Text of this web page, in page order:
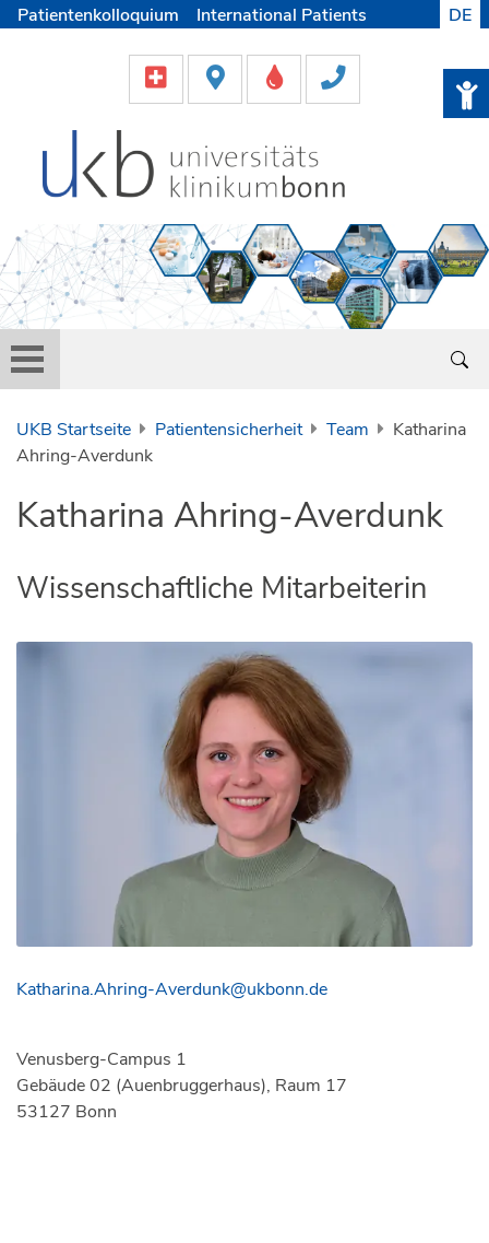
Patientenkolloquium
International Patients
Helfen & Spenden
Medien
DE
UKB Startseite Patientensicherheit Team
Katharina
Ahring-Averdunk
Katharina Ahring-Averdunk
Wissenschaftliche Mitarbeiterin
Katharina.Ahring-Averdunk@ukbonn.de
Venusberg-Campus 1
Gebäude 02 (Auenbruggerhaus), Raum 17
53127 Bonn